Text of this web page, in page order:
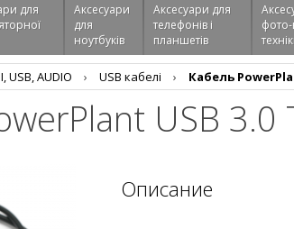
для
Аксесуари
для
ноутбуків
Аксеcуари для
телефонів і
планшетів
фото-
USB, AUDIO › USB кабелі › Кабель
USB 3.0
Описание